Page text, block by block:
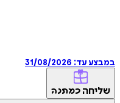
במבצע עד: 31/08/2026
שליחה כמתנה